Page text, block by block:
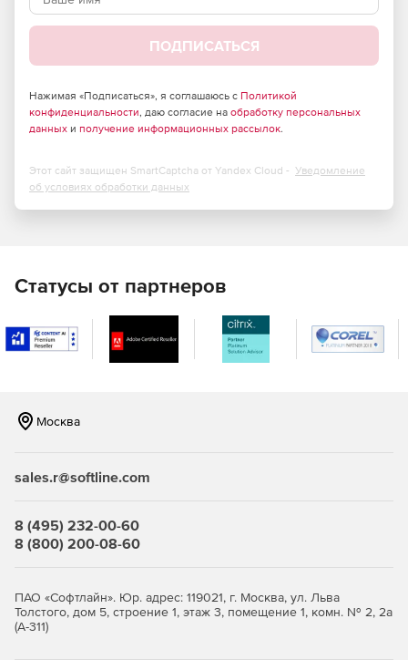
ПОДПИСАТЬСЯ
Нажимая «Подписаться», я соглашаюсь с Политикой
конфиденциальности, даю согласие на обработку персональных
данных и получение информационных рассылок.
Этот сайт защищен SmartCaptcha от Yandex Cloud - Уведомление
об условиях обработки данных
Статусы от партнеров
Москва
sales.r@softline.com
8 (495) 232-00-60
8 (800) 200-08-60
ПАО «Софтлайн». Юр. адрес: 119021, г. Москва, ул. Льва
Толстого, дом 5, строение 1, этаж 3, помещение 1, комн. № 2, 2а
(А-311)